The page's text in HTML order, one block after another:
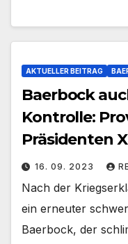
AKTUELLER BEITRAG
Baerbock
Kontrolle:
Präsidenten
16. 09. 2023
Nach der
ein erneuter
Baerbock, der